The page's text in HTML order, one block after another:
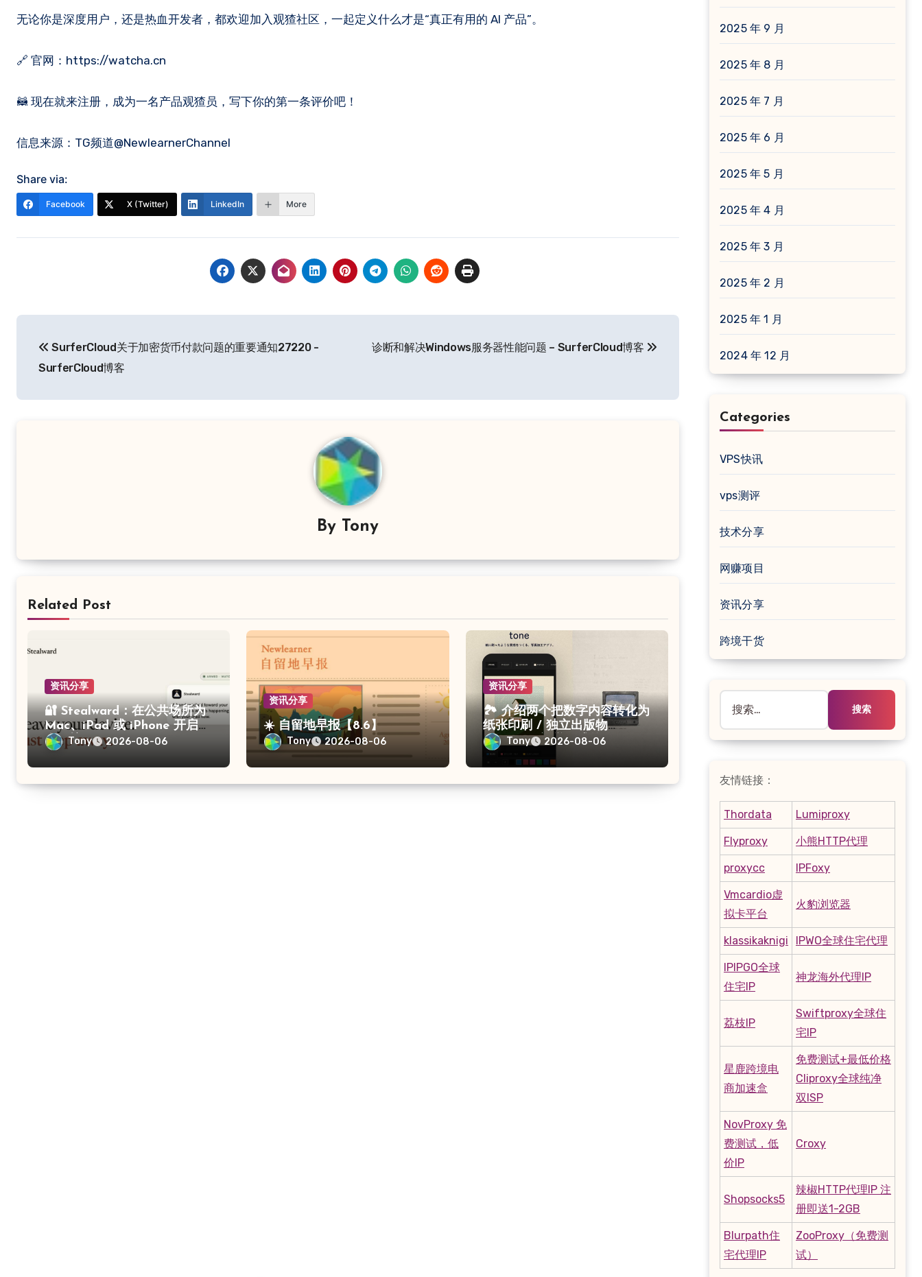
无论你是深度用户，还是热血开发者，都欢迎加入观猹社区，一起定义什么才是“真正有用的 AI 产品”。
🔗 官网：https://watcha.cn
🦝 现在就来注册，成为一名产品观猹员，写下你的第一条评价吧！
信息来源：TG频道@NewlearnerChannel
Share via:
Facebook X (Twitter) LinkedIn More
SurferCloud关于加密货币付款问题的重要通知27220 -
SurferCloud博客
诊断和解决Windows服务器性能问题 – SurferCloud博客
By Tony
Related Post
资讯分享
🔐 Stealward：在公共场所为
Mac、iPad 或 iPhone 开启防
盗保护
Tony 2026-08-06
资讯分享
☀️ 自留地早报【8.6】
Tony 2026-08-06
资讯分享
🏞 介绍两个把数字内容转化为
纸张印刷 / 独立出版物
（ZINE）视觉形式的项目
Tony 2026-08-06
2025 年 9 月
2025 年 8 月
2025 年 7 月
2025 年 6 月
2025 年 5 月
2025 年 4 月
2025 年 3 月
2025 年 2 月
2025 年 1 月
2024 年 12 月
Categories
VPS快讯
vps测评
技术分享
网赚项目
资讯分享
跨境干货
索：
友情链接：
Thordata Lumiproxy
Flyproxy 小熊HTTP代理
proxycc IPFoxy
Vmcardio虚
拟卡平台
火豹浏览器
klassikaknigi IPWO全球住宅代理
IPIPGO全球
住宅IP
神龙海外代理IP
荔枝IP
Swiftproxy全球住
宅IP
星鹿跨境电
商加速盒
免费测试+最低价格
Cliproxy全球纯净
双ISP
NovProxy 免
费测试，低
价IP
Croxy
Shopsocks5
辣椒HTTP代理IP 注
册即送1-2GB
Blurpath住
宅代理IP
ZooProxy（免费测
试）